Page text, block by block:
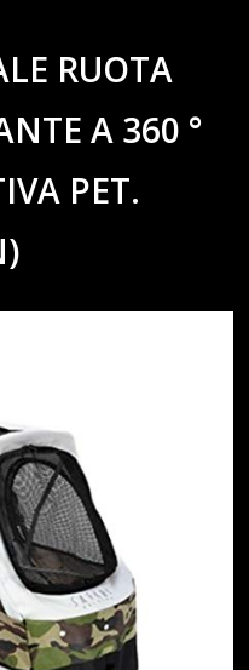
RUOTA
A 360 °
PET.